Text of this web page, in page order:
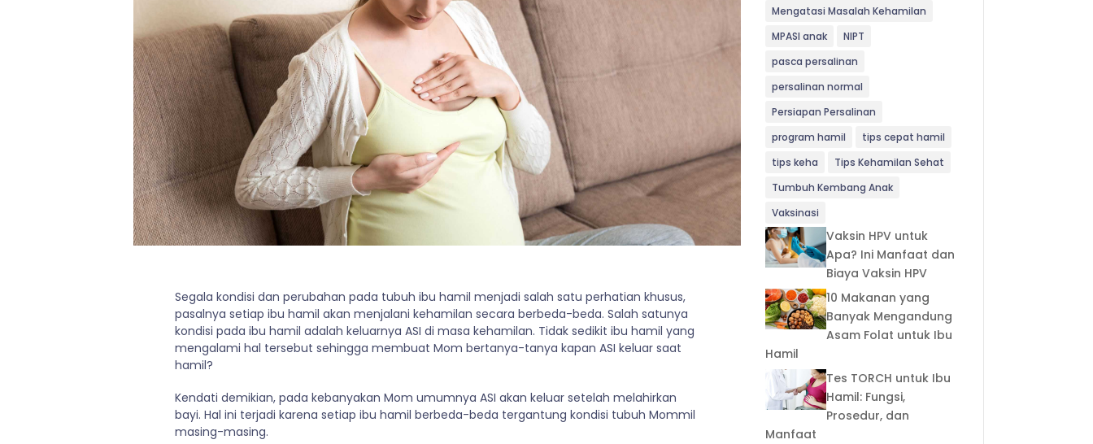
Segala kondisi dan perubahan pada tubuh ibu hamil menjadi salah satu perhatian khusus,
pasalnya setiap ibu hamil akan menjalani kehamilan secara berbeda-beda. Salah satunya
kondisi pada ibu hamil adalah keluarnya ASI di masa kehamilan. Tidak sedikit ibu hamil yang
mengalami hal tersebut sehingga membuat Mom bertanya-tanya kapan ASI keluar saat
hamil?
Kendati demikian, pada kebanyakan Mom umumnya ASI akan keluar setelah melahirkan
bayi. Hal ini terjadi karena setiap ibu hamil berbeda-beda tergantung kondisi tubuh Mommil
masing-masing.
Mengatasi Masalah Kehamilan
MPASI anak
NIPT
pasca persalinan
persalinan normal
Persiapan Persalinan
program hamil
tips cepat hamil
tips keha
Tips Kehamilan Sehat
Tumbuh Kembang Anak
Vaksinasi
Vaksin HPV untuk
Apa? Ini Manfaat dan
Biaya Vaksin HPV
10 Makanan yang
Banyak Mengandung
Asam Folat untuk Ibu
Hamil
Tes TORCH untuk Ibu
Hamil: Fungsi,
Prosedur, dan
Manfaat